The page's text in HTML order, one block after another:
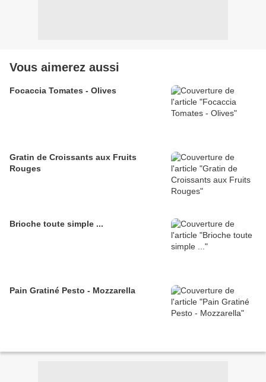
Vous aimerez aussi
Focaccia Tomates - Olives
Gratin de Croissants aux Fruits
Rouges
Brioche toute simple ...
Pain Gratiné Pesto - Mozzarella